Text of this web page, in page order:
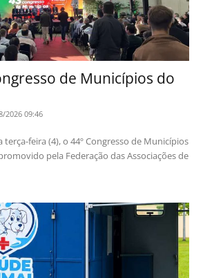
de Municípios do
2026 09:46
terça-feira (4), o 44º Congresso de Municípios
pela Federação das Associações de